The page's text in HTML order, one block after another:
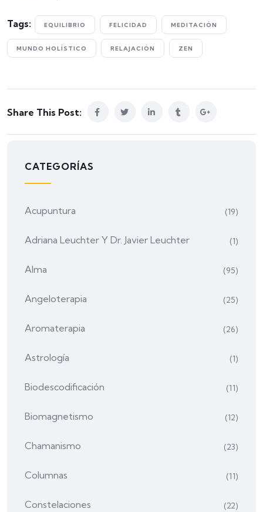
Tags: EQUILIBRIO FELICIDAD MEDITACIÓN
MUNDO HOLÍSTICO RELAJACIÓN ZEN
Share This Post:
CATEGORÍAS
Acupuntura (19)
Adriana Leuchter Y Dr. Javier Leuchter (1)
Alma (95)
Angeloterapia (25)
Aromaterapia (26)
Astrología (1)
Biodescodificación (11)
Biomagnetismo (12)
Chamanismo (23)
Columnas (11)
Constelaciones (22)